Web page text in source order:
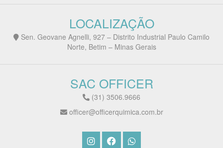
LOCALIZAÇÃO
Sen. Geovane Agnelli, 927 – Distrito Industrial Paulo Camilo
Norte, Betim – Minas Gerais
SAC OFFICER
(31) 3506.9666
officer@officerquimica.com.br